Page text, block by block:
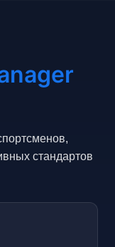
стандартов